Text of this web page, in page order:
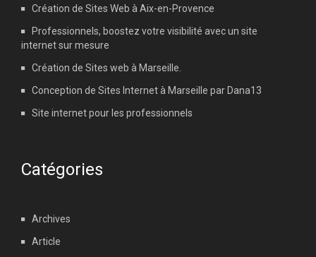
Création de Sites Web à Aix-en-Provence
Professionnels, boostez votre visibilité avec un site
internet sur mesure
Création de Sites web à Marseille.
Conception de Sites Internet à Marseille par Dana13
Site internet pour les professionnels
Catégories
Archives
Article